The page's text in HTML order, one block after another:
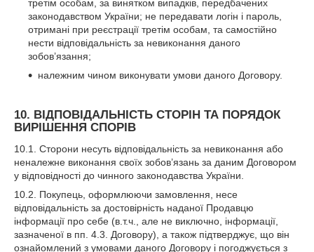
третім особам, за винятком випадків, передбачених
законодавством України; не передавати логін і пароль,
отримані при реєстрації третім особам, та самостійно
нести відповідальність за невиконання даного
зобов’язання;
належним чином виконувати умови даного Договору.
10. ВІДПОВІДАЛЬНІСТЬ СТОРІН ТА ПОРЯДОК
ВИРІШЕННЯ СПОРІВ
10.1. Сторони несуть відповідальність за невиконання або
неналежне виконання своїх зобов’язань за даним Договором
у відповідності до чинного законодавства України.
10.2. Покупець, оформлюючи замовлення, несе
відповідальність за достовірність наданої Продавцю
інформації про себе (в.т.ч., але не виключно, інформації,
зазначеної в пп. 4.3. Договору), а також підтверджує, що він
ознайомлений з умовами даного Договору і погоджується з